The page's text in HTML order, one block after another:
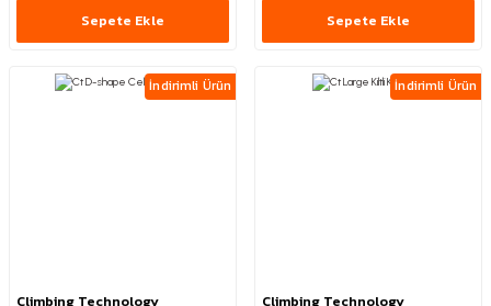
Sepete Ekle Sepete Ekle
İndirimli Ürün
Climbing Technology
İndirimli Ürün
Climbing Technology